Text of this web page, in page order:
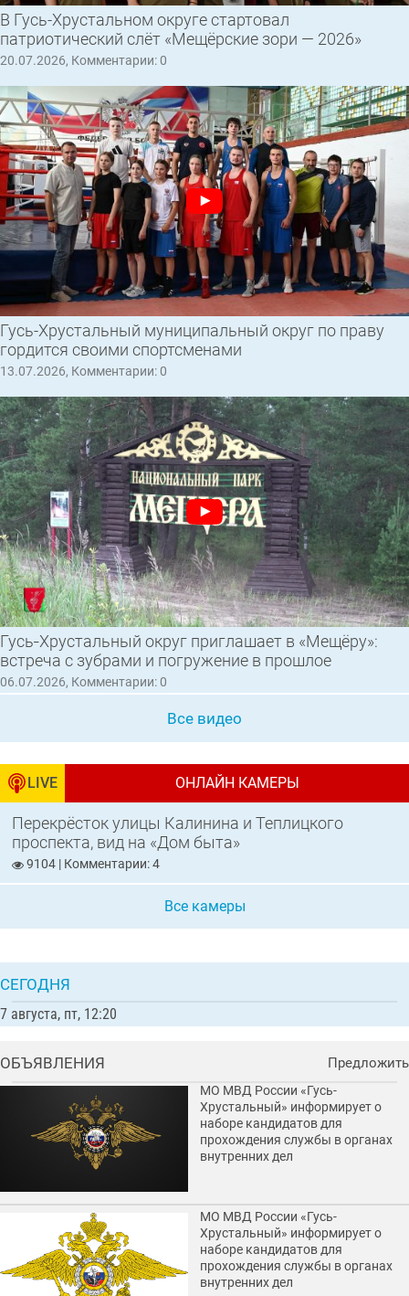
В Гусь-Хрустальном округе стартовал
патриотический слёт «Мещёрские зори — 2026»
20.07.2026, Комментарии: 0
Гусь-Хрустальный муниципальный округ по праву
гордится своими спортсменами
13.07.2026, Комментарии: 0
Гусь‑Хрустальный округ приглашает в «Мещёру»:
встреча с зубрами и погружение в прошлое
06.07.2026, Комментарии: 0
Все видео
LIVE ОНЛАЙН КАМЕРЫ
Перекрёсток улицы Калинина и Теплицкого
проспекта, вид на «Дом быта»
9104 | Комментарии: 4
Все камеры
СЕГОДНЯ
7 августа, пт, 12:20
ОБЪЯВЛЕНИЯ Предложить
МО МВД России «Гусь-
Хрустальный» информирует о
наборе кандидатов для
прохождения службы в органах
внутренних дел
МО МВД России «Гусь-
Хрустальный» информирует о
наборе кандидатов для
прохождения службы в органах
внутренних дел